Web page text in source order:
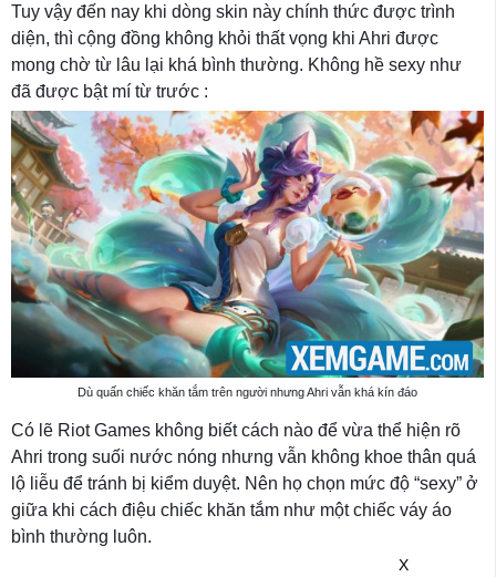
Tuy vậy đến nay khi dòng skin này chính thức được trình
diện, thì cộng đồng không khỏi thất vọng khi Ahri được
mong chờ từ lâu lại khá bình thường. Không hề sexy như
đã được bật mí từ trước :
Dù quấn chiếc khăn tắm trên người nhưng Ahri vẫn khá kín đáo
Có lẽ Riot Games không biết cách nào để vừa thể hiện rõ
Ahri trong suối nước nóng nhưng vẫn không khoe thân quá
lộ liễu để tránh bị kiểm duyệt. Nên họ chọn mức độ “sexy” ở
giữa khi cách điệu chiếc khăn tắm như một chiếc váy áo
bình thường luôn.
X